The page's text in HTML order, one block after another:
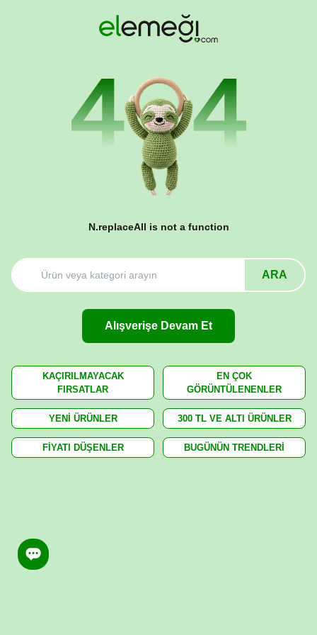
N.replaceAll is not a function
ARA
Alışverişe Devam Et
KAÇIRILMAYACAK
FIRSATLAR
EN ÇOK
GÖRÜNTÜLENENLER
YENİ ÜRÜNLER 300 TL VE ALTI ÜRÜNLER
FİYATI DÜŞENLER BUGÜNÜN TRENDLERİ